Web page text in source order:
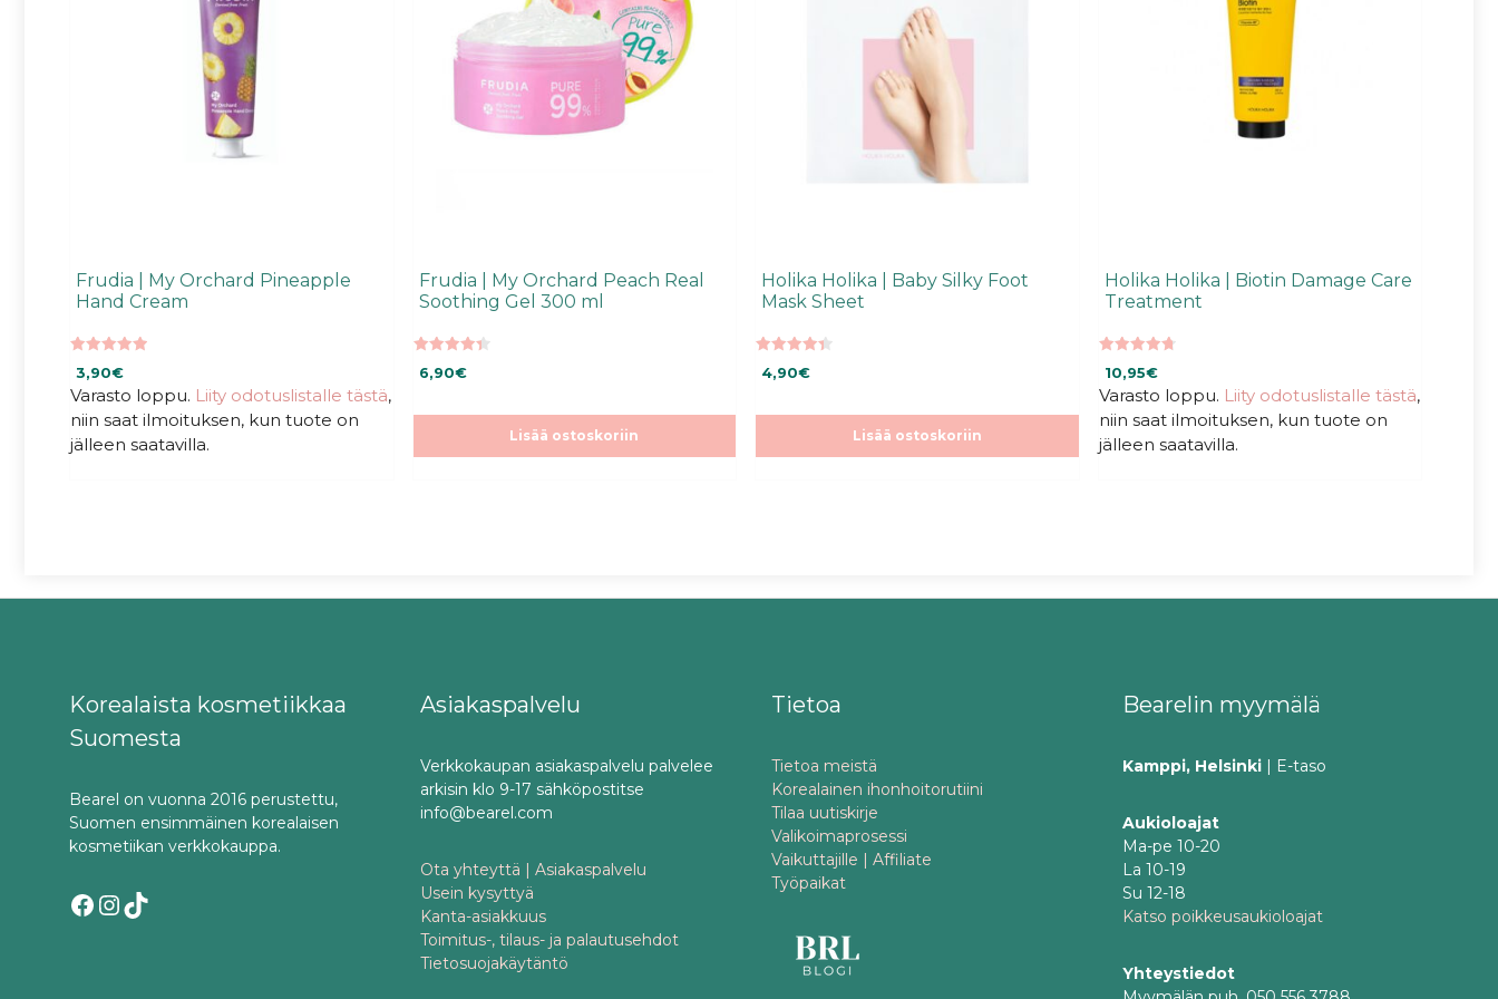
Frudia | My Orchard Pineapple
Hand Cream
5:stä
3,90€
Varasto loppu. Liity odotuslistalle tästä,
niin saat ilmoituksen, kun tuote on
jälleen saatavilla.
Frudia | My Orchard Peach Real
Soothing Gel 300 ml
5:stä
6,90€
Lisää ostoskoriin
Holika Holika | Baby Silky Foot
Mask Sheet
5:stä
4,90€
Lisää ostoskoriin
Holika Holika | Biotin Damage Care
Treatment
5:stä
10,95€
Varasto loppu. Liity odotuslistalle tästä,
niin saat ilmoituksen, kun tuote on
jälleen saatavilla.
Korealaista kosmetiikkaa
Suomesta
Bearel on vuonna 2016 perustettu,
Suomen ensimmäinen korealaisen
kosmetiikan verkkokauppa.
Facebook
Instagram
TikTok
Asiakaspalvelu
Verkkokaupan asiakaspalvelu palvelee
arkisin klo 9-17 sähköpostitse
info@bearel.com
Ota yhteyttä | Asiakaspalvelu
Usein kysyttyä
Kanta-asiakkuus
Toimitus-, tilaus- ja palautusehdot
Tietosuojakäytäntö
Tietoa
Tietoa meistä
Korealainen ihonhoitorutiini
Tilaa uutiskirje
Valikoimaprosessi
Vaikuttajille | Affiliate
Työpaikat
Bearelin myymälä
Kamppi, Helsinki | E-taso
Aukioloajat
Ma-pe 10-20
La 10-19
Su 12-18
Katso poikkeusaukioloajat
Yhteystiedot